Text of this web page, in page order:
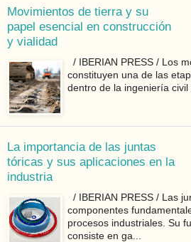
Movimientos de tierra y su
papel esencial en construcción
y vialidad
/ IBERIAN PRESS / Los
constituyen una de las
dentro de la ingeniería civil
La importancia de las juntas
tóricas y sus aplicaciones en la
industria
/ IBERIAN PRESS / Las
componentes
procesos industriales. Su
consiste en ga...